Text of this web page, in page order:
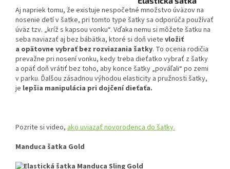
Aj napriek tomu, že existuje nespočetné množstvo úväzov na
nosenie detí v šatke, pri tomto type šatky sa odporúča používať
úväz tzv. „kríž s kapsou vonku“. Vďaka nemu si môžete šatku na
seba naviazať aj bez bábätka, ktoré si doň viete vložiť
a opätovne vybrať bez rozviazania šatky. To ocenia rodičia
prevažne pri nosení vonku, kedy treba dieťatko vybrať z šatky
a opäť doň vrátiť bez toho, aby konce šatky „pováľali“ po zemi
v parku. Ďalšou zásadnou výhodou elasticity a pružnosti šatky,
je lepšia manipulácia pri dojčení dieťaťa.
Pozrite si video, ako uviazať novorodenca do šatky.
Manduca šatka Gold